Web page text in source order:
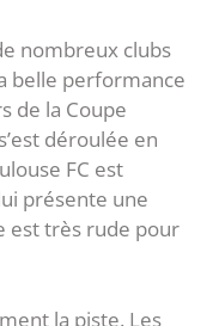
nombreux clubs
belle performance
de la Coupe
déroulée en
FC est
présente une
est très rude pour
la piste. Les